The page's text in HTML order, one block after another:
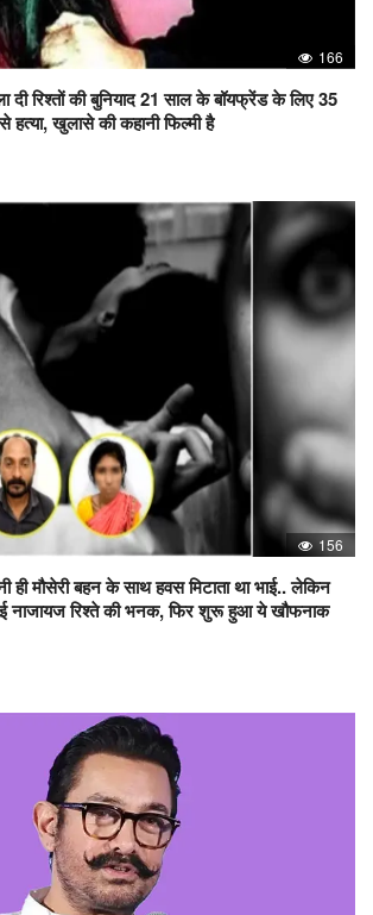
166
दी रिश्तों की बुनियाद 21 साल के बॉयफ्रेंड के लिए 35
हत्या, खुलासे की कहानी फिल्मी है
156
मौसेरी बहन के साथ हवस मिटाता था भाई.. लेकिन
नाजायज रिश्ते की भनक, फिर शुरू हुआ ये खौफनाक